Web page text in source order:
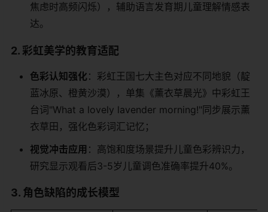
焦虑时高频闪烁），辅助语言发育期儿童理解情感表
达。
​2. 彩虹美学的教育适配​
​色彩认知强化​ ​：彩虹王国七大主色对应不同地貌（靛
蓝冰原、橙黄沙漠），单集《薰衣草晨光》中彩虹王
台词"What a lovely lavender morning!"同步展示薰
衣草田，强化色彩词汇记忆；
​视觉冲击应用​ ​：高饱和度场景提升儿童色彩辨识力，
研究显示观看后3-5岁儿童调色准确率提升40%。
​3. 角色缺陷的成长模型​